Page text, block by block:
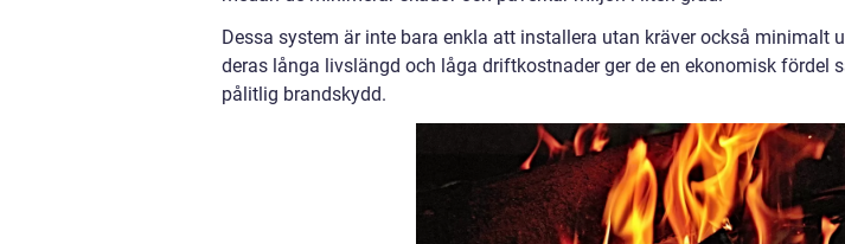
Dessa system är inte bara enkla att installera utan kräver också minimalt
deras långa livslängd och låga driftkostnader ger de en ekonomisk fördel
pålitlig brandskydd.